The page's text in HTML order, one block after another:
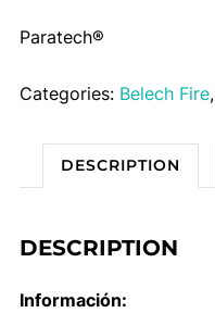
Paratech®
Categories: Belech Fire,
DESCRIPTION
DESCRIPTION
Información: